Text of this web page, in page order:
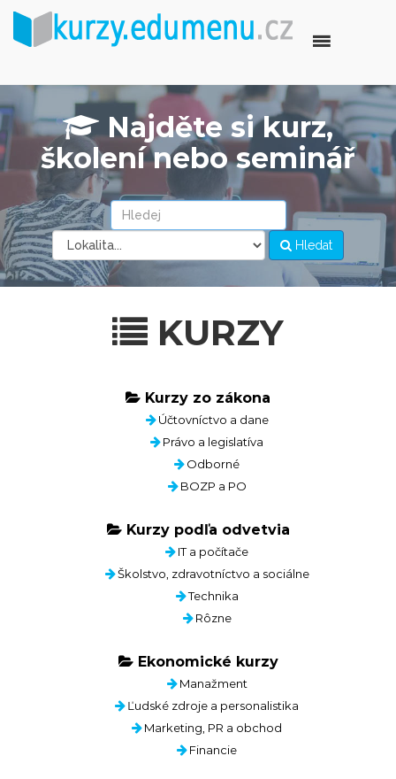
Najděte si kurz,
školení nebo seminář
Hledat
KURZY
Kurzy zo zákona
Účtovníctvo a dane
Právo a legislatíva
Odborné
BOZP a PO
Kurzy podľa odvetvia
IT a počítače
Školstvo, zdravotníctvo a sociálne
Technika
Rôzne
Ekonomické kurzy
Manažment
Ľudské zdroje a personalistika
Marketing, PR a obchod
Financie